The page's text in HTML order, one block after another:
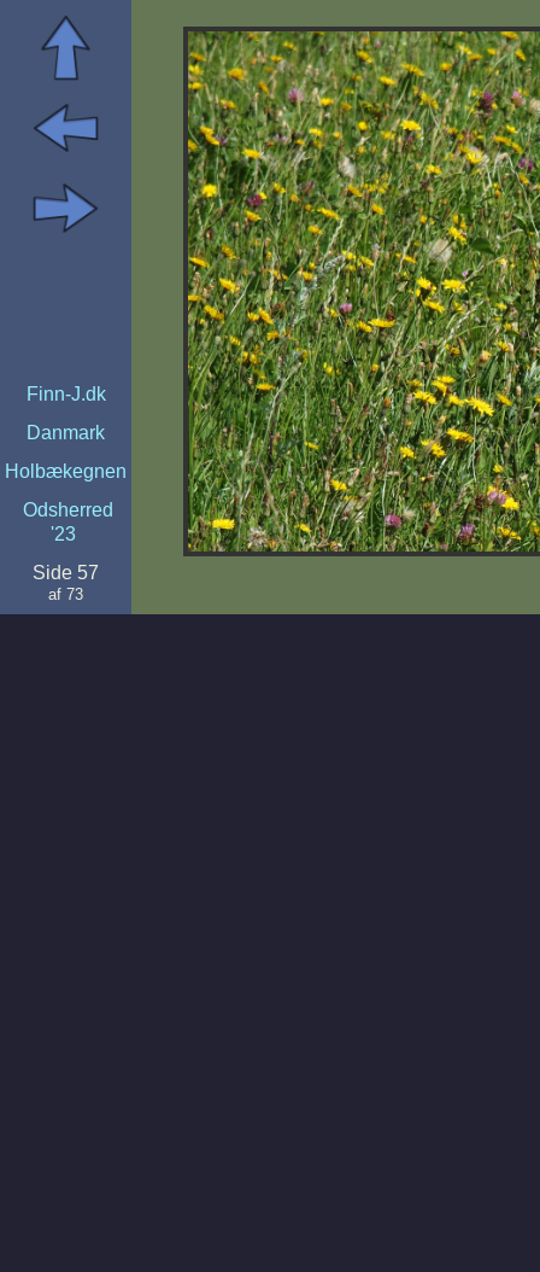
Finn-J.dk
Danmark
Holbækegnen
Odsherred
'23
Side 57
af 73